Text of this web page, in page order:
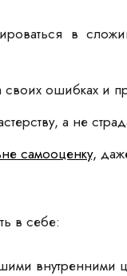
в
ошибках и
а не
самооценку,
в себе:
внутренними